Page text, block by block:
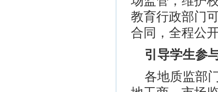
教育行政部门
合同，全程公
引导学生参
各地质监部